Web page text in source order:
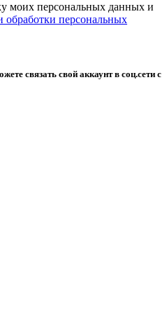
моих персональных данных и
обработки персональных
связать свой аккаунт в соц.сети с